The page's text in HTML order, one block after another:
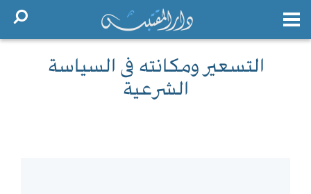
التسعير ومكانته فى السياسة
الشرعية